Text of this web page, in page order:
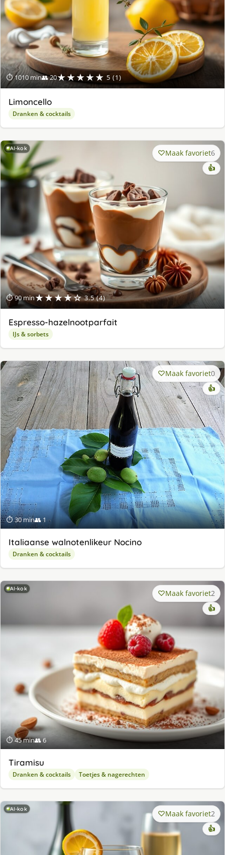
⏱ 1010 min👥 20★★★★★ 5 (1)
Limoncello
Dranken & cocktails
AI-kok
⏱ 90 min★★★★☆ 3.5 (4)
Maak favoriet6
👍
Espresso-hazelnootparfait
IJs & sorbets
⏱ 30 min👥 1
Maak favoriet0
👍
Italiaanse walnotenlikeur Nocino
Dranken & cocktails
AI-kok
⏱ 45 min👥 6
Maak favoriet2
👍
Tiramisu
Dranken & cocktails Toetjes & nagerechten
AI-kok Maak favoriet2
👍